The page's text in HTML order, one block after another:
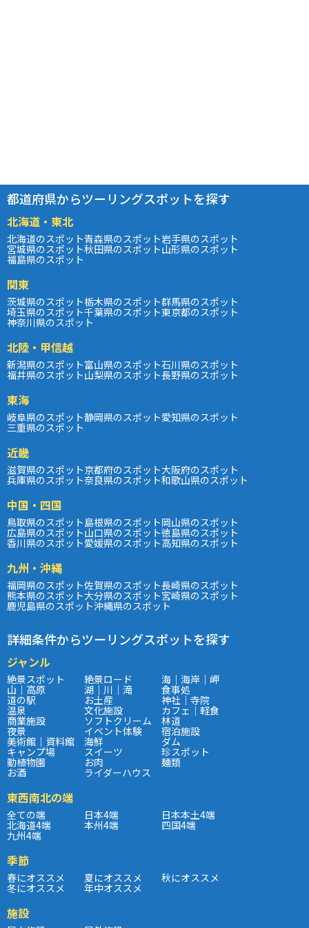
都道府県からツーリングスポットを探す
北海道・東北
北海道のスポット青森県のスポット岩手県のスポット
宮城県のスポット秋田県のスポット山形県のスポット
福島県のスポット
関東
茨城県のスポット栃木県のスポット群馬県のスポット
埼玉県のスポット千葉県のスポット東京都のスポット
神奈川県のスポット
北陸・甲信越
新潟県のスポット富山県のスポット石川県のスポット
福井県のスポット山梨県のスポット長野県のスポット
東海
岐阜県のスポット静岡県のスポット愛知県のスポット
三重県のスポット
近畿
滋賀県のスポット京都府のスポット大阪府のスポット
兵庫県のスポット奈良県のスポット和歌山県のスポット
中国・四国
鳥取県のスポット島根県のスポット岡山県のスポット
広島県のスポット山口県のスポット徳島県のスポット
香川県のスポット愛媛県のスポット高知県のスポット
九州・沖縄
福岡県のスポット佐賀県のスポット長崎県のスポット
熊本県のスポット大分県のスポット宮崎県のスポット
鹿児島県のスポット沖縄県のスポット
詳細条件からツーリングスポットを探す
ジャンル
絶景スポット 絶景ロード 海｜海岸｜岬
山｜高原 湖｜川｜滝 食事処
道の駅 お土産 神社｜寺院
温泉 文化施設 カフェ｜軽食
商業施設 ソフトクリーム 林道
夜景 イベント体験 宿泊施設
美術館｜資料館 海鮮 ダム
キャンプ場 スイーツ 珍スポット
動植物園 お肉 麺類
お酒 ライダーハウス
東西南北の端
全ての端 日本4端 日本本土4端
北海道4端 本州4端 四国4端
九州4端
季節
春にオススメ 夏にオススメ 秋にオススメ
冬にオススメ 年中オススメ
施設